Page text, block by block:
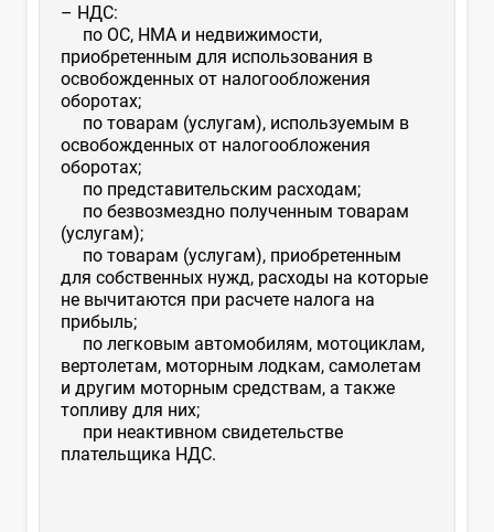
– НДС:
по ОС, НМА и недвижимости,
приобретенным для использования в
освобожденных от налогообложения
оборотах;
по товарам (услугам), используемым в
освобожденных от налогообложения
оборотах;
по представительским расходам;
по безвозмездно полученным товарам
(услугам);
по товарам (услугам), приобретенным
для собственных нужд, расходы на которые
не вычитаются при расчете налога на
прибыль;
по легковым автомобилям, мотоциклам,
вертолетам, моторным лодкам, самолетам
и другим моторным средствам, а также
топливу для них;
при неактивном свидетельстве
плательщика НДС.